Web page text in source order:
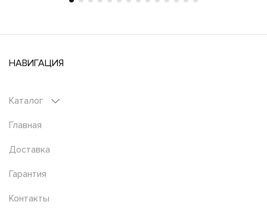
НАВИГАЦИЯ
Каталог
Главная
Доставка
Гарантия
Контакты